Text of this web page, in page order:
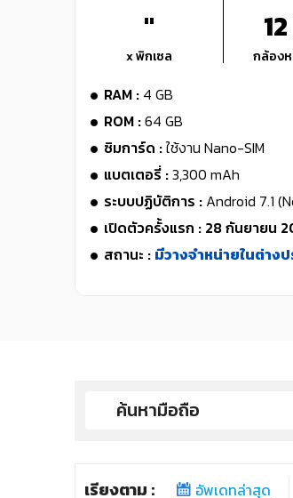
"
x พิกเซล กล้องห
RAM : 4 GB
ROM :64 GB
ซิมการ์ด :ใช้งาน Nano-SIM
แบตเตอรี่ :3,300 mAh
ระบบปฏิบัติการ : Android 7.1
เปิดตัวครั้งแรก : 28 กันยายน
สถานะ : มีวางจำหน่ายในต่างป
เรียงตาม : อัพเดทล่าสุด